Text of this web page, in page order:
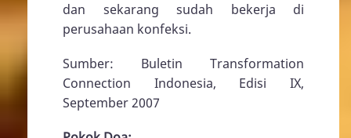
dan sekarang sudah bekerja di
perusahaan konfeksi.
Sumber: Buletin Transformation
Connection Indonesia, Edisi IX,
September 2007